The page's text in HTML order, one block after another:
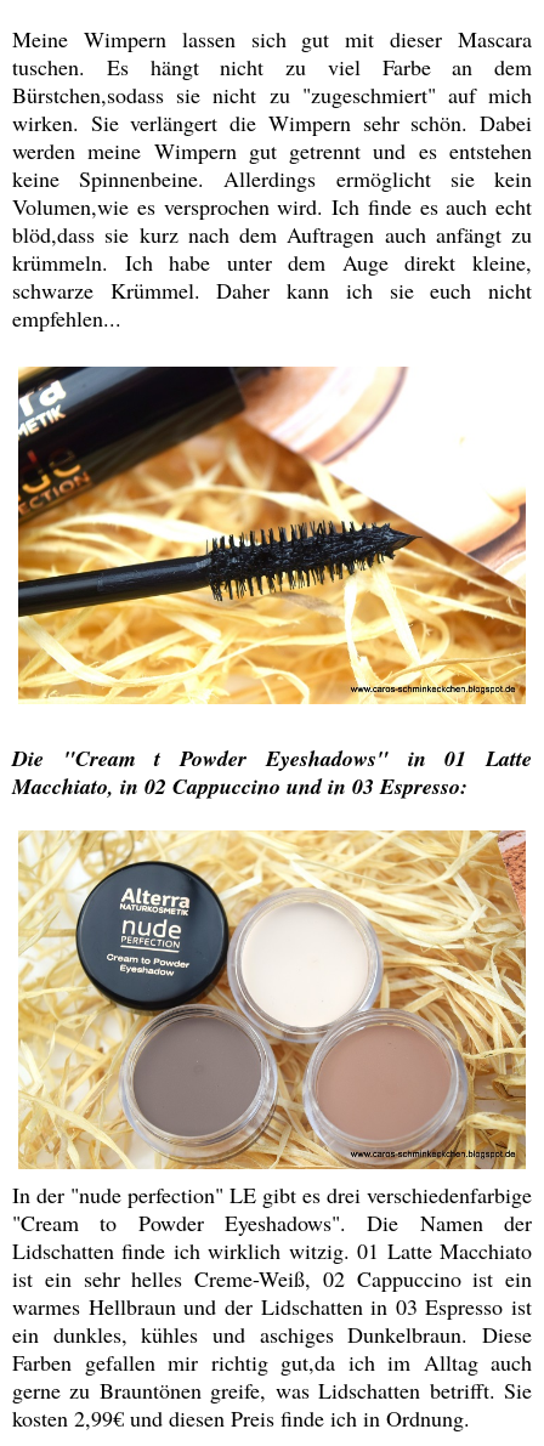
Meine Wimpern lassen sich gut mit dieser Mascara
tuschen. Es hängt nicht zu viel Farbe an dem
Bürstchen,sodass sie nicht zu "zugeschmiert" auf mich
wirken. Sie verlängert die Wimpern sehr schön. Dabei
werden meine Wimpern gut getrennt und es entstehen
keine Spinnenbeine. Allerdings ermöglicht sie kein
Volumen,wie es versprochen wird. Ich finde es auch echt
blöd,dass sie kurz nach dem Auftragen auch anfängt zu
krümmeln. Ich habe unter dem Auge direkt kleine,
schwarze Krümmel. Daher kann ich sie euch nicht
empfehlen...
Die "Cream t Powder Eyeshadows" in 01 Latte
Macchiato, in 02 Cappuccino und in 03 Espresso:
In der "nude perfection" LE gibt es drei verschiedenfarbige
"Cream to Powder Eyeshadows". Die Namen der
Lidschatten finde ich wirklich witzig. 01 Latte Macchiato
ist ein sehr helles Creme-Weiß, 02 Cappuccino ist ein
warmes Hellbraun und der Lidschatten in 03 Espresso ist
ein dunkles, kühles und aschiges Dunkelbraun. Diese
Farben gefallen mir richtig gut,da ich im Alltag auch
gerne zu Brauntönen greife, was Lidschatten betrifft. Sie
kosten 2,99€ und diesen Preis finde ich in Ordnung.